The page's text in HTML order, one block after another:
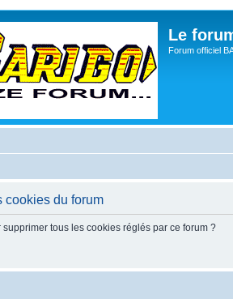
Le
Forum officiel
cookies du forum
supprimer tous les cookies réglés par ce forum ?